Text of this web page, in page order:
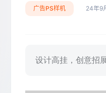
广告PS样机 24年9
设计高挂，创意招